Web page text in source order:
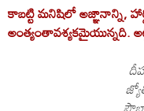
కాబట్టి మనిషిలో అజ్ఞానాన్ని,
అంత్యంతావశ్యకమైయున్నది.